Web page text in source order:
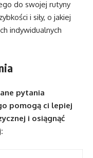
do swojej rutyny
i siły, o jakiej
indywidualnych
pytania
pomogą ci lepiej
i osiągnąć